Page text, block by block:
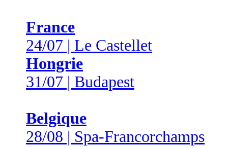
France
24/07 | Le Castellet
Hongrie
31/07 | Budapest
Belgique
28/08 | Spa-Francorchamps